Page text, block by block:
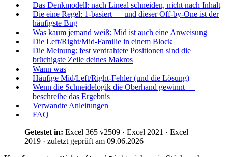
Das Denkmodell: nach Lineal schneiden, nicht nach Inhalt
Die eine Regel: 1-basiert — und dieser Off-by-One ist der
häufigste Bug
Was kaum jemand weiß: Mid ist auch eine Anweisung
Die Left/Right/Mid-Familie in einem Block
Die Meinung: fest verdrahtete Positionen sind die
brüchigste Zeile deines Makros
Wann was
Häufige Mid/Left/Right-Fehler (und die Lösung)
Wenn die Schneidelogik die Oberhand gewinnt —
beschreibe das Ergebnis
Verwandte Anleitungen
FAQ
Getestet in: Excel 365 v2509 · Excel 2021 · Excel
2019 · zuletzt geprüft am 09.06.2026